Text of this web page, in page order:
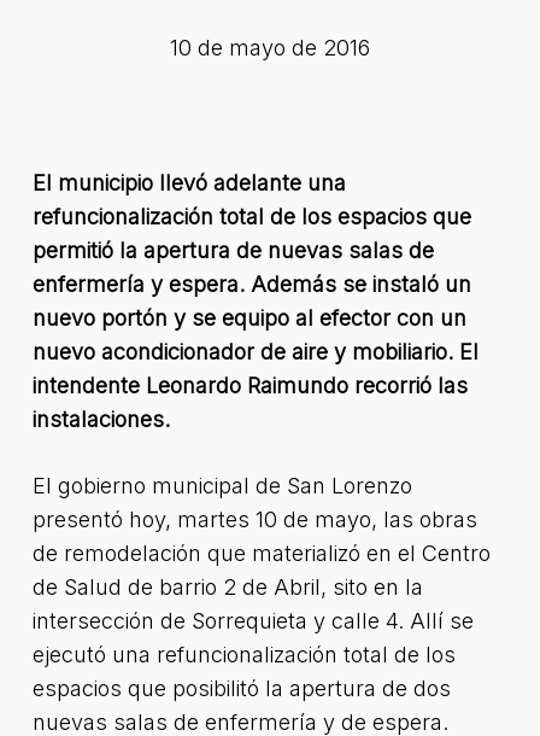
10 de mayo de 2016
El municipio llevó adelante una
refuncionalización total de los espacios que
permitió la apertura de nuevas salas de
enfermería y espera. Además se instaló un
nuevo portón y se equipo al efector con un
nuevo acondicionador de aire y mobiliario. El
intendente Leonardo Raimundo recorrió las
instalaciones.
El gobierno municipal de San Lorenzo
presentó hoy, martes 10 de mayo, las obras
de remodelación que materializó en el Centro
de Salud de barrio 2 de Abril, sito en la
intersección de Sorrequieta y calle 4. Allí se
ejecutó una refuncionalización total de los
espacios que posibilitó la apertura de dos
nuevas salas de enfermería y de espera.